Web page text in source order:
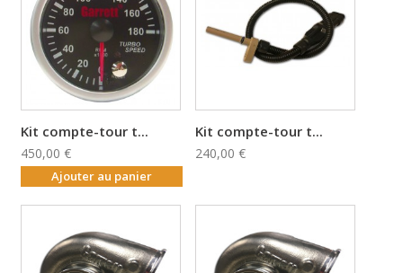
Kit compte-tour t...
450,00 €
Ajouter au panier
Kit compte-tour t...
240,00 €